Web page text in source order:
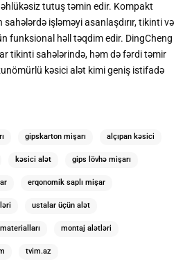
tutuş təmin edir. Kompakt
işləməyi asanlaşdırır, tikinti və
funksional həll təqdim edir. DingCheng
tikinti sahələrində, həm də fərdi təmir
kəsici alət kimi geniş istifadə
gipskarton mişarı alçıpan kəsici
kəsici alət gips lövhə mişarı
erqonomik saplı mişar
ustalar üçün alət
montaj alətləri
tvim.az